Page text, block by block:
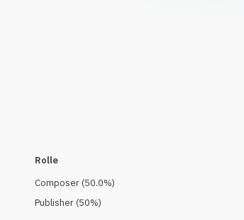
Rolle
Composer(50.0%)
Publisher(50%)